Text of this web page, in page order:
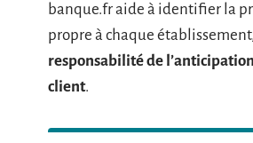
banque.fr aide à identifier la
propre à chaque
responsabilité de
client.